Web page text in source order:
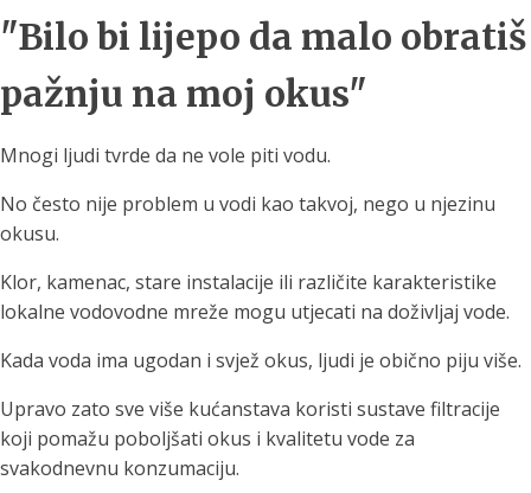
"Bilo bi lijepo da malo obratiš
pažnju na moj okus"
Mnogi ljudi tvrde da ne vole piti vodu.
No često nije problem u vodi kao takvoj, nego u njezinu
okusu.
Klor, kamenac, stare instalacije ili različite karakteristike
lokalne vodovodne mreže mogu utjecati na doživljaj vode.
Kada voda ima ugodan i svjež okus, ljudi je obično piju više.
Upravo zato sve više kućanstava koristi sustave filtracije
koji pomažu poboljšati okus i kvalitetu vode za
svakodnevnu konzumaciju.